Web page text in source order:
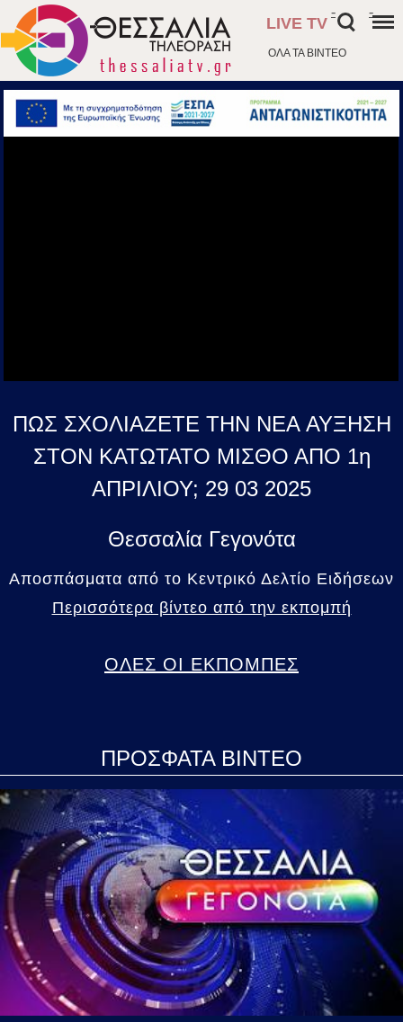
ΟΛΑ ΤΑ ΒΙΝΤΕΟ
LIVE TV
- -
ΠΩΣ ΣΧΟΛΙΑΖΕΤΕ ΤΗΝ NEA ΑΥΞΗΣΗ
ΣΤΟΝ ΚΑΤΩΤΑΤΟ ΜΙΣΘΟ ΑΠΟ 1η
ΑΠΡΙΛΙΟΥ; 29 03 2025
Θεσσαλία Γεγονότα
Αποσπάσματα από το Κεντρικό Δελτίο Ειδήσεων
Περισσότερα βίντεο από την εκπομπή
ΟΛΕΣ ΟΙ ΕΚΠΟΜΠΕΣ
ΠΡΟΣΦΑΤΑ ΒΙΝΤΕΟ